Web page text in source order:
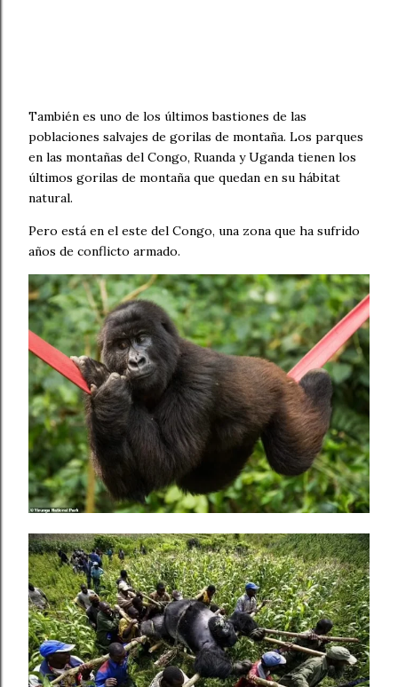
También es uno de los últimos bastiones de las
poblaciones salvajes de gorilas de montaña. Los parques
en las montañas del Congo, Ruanda y Uganda tienen los
últimos gorilas de montaña que quedan en su hábitat
natural.
Pero está en el este del Congo, una zona que ha sufrido
años de conflicto armado.